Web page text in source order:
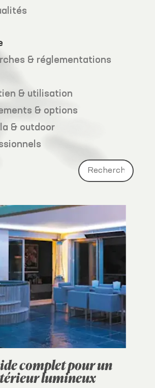
& réglementations
& utilisation
& options
& outdoor
complet pour un
lumineux